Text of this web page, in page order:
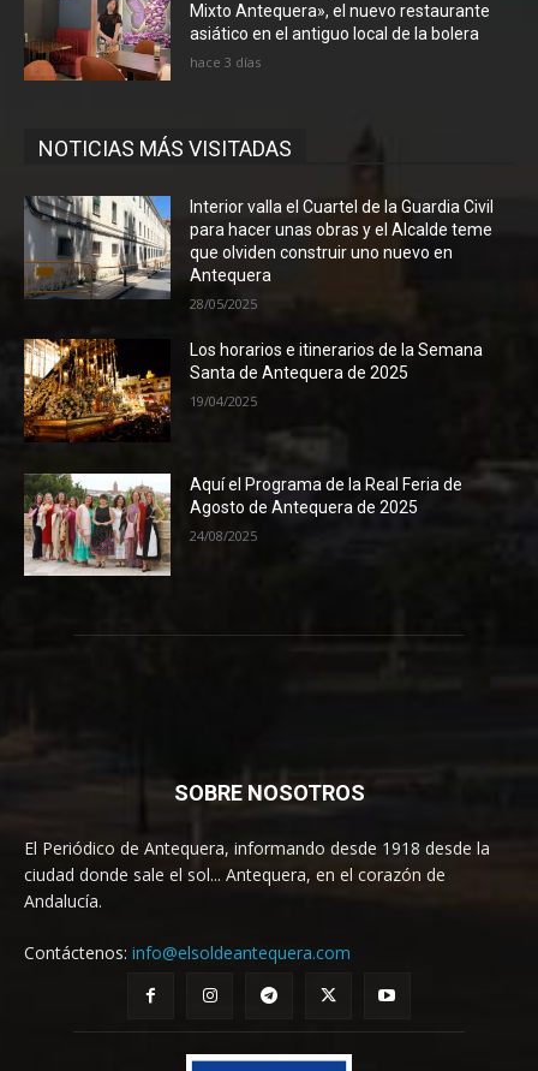
Mixto Antequera», el nuevo restaurante
asiático en el antiguo local de la bolera
hace 3 días
NOTICIAS MÁS VISITADAS
Interior valla el Cuartel de la Guardia Civil
para hacer unas obras y el Alcalde teme
que olviden construir uno nuevo en
Antequera
28/05/2025
Los horarios e itinerarios de la Semana
Santa de Antequera de 2025
19/04/2025
Aquí el Programa de la Real Feria de
Agosto de Antequera de 2025
24/08/2025
SOBRE NOSOTROS
El Periódico de Antequera, informando desde 1918 desde la
ciudad donde sale el sol... Antequera, en el corazón de
Andalucía.
Contáctenos: info@elsoldeantequera.com